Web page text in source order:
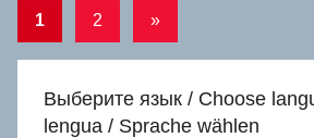
Navegación
de
entradas
1 2
Entradas
»
Выберите язык / Choose
lengua / Sprache wählen